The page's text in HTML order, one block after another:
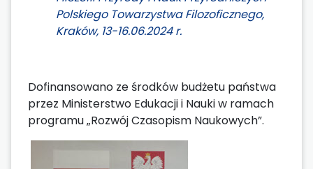
Polskiego Towarzystwa Filozoficznego,
Kraków, 13-16.06.2024 r.
Dofinansowano ze środków budżetu państwa
przez Ministerstwo Edukacji i Nauki w ramach
programu „Rozwój Czasopism Naukowych”.